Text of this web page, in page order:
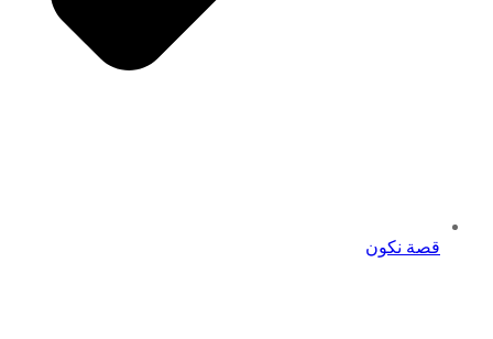
قصة نكون